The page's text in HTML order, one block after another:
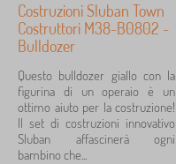
Costruzioni Sluban Town
Costruttori M38-B0802 -
Bulldozer
Questo bulldozer giallo con la
figurina di un operaio è un
ottimo aiuto per la costruzione!
Il set di costruzioni innovativo
Sluban affascinerà ogni
bambino che...